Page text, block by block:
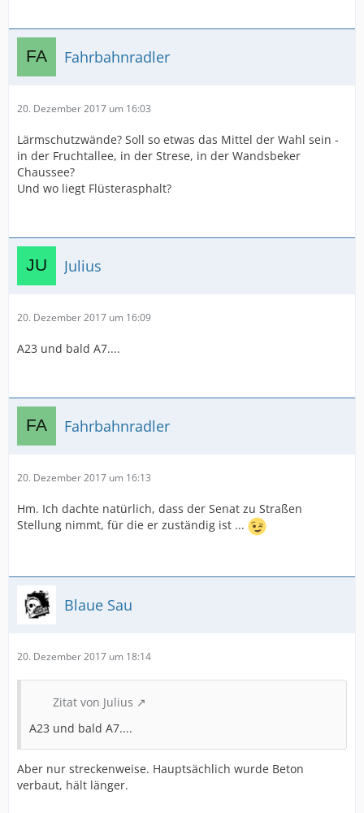
Fahrbahnradler
20. Dezember 2017 um 16:03
Lärmschutzwände? Soll so etwas das Mittel der Wahl sein -
in der Fruchtallee, in der Strese, in der Wandsbeker
Chaussee?
Und wo liegt Flüsterasphalt?
Julius
20. Dezember 2017 um 16:09
A23 und bald A7....
Fahrbahnradler
20. Dezember 2017 um 16:13
Hm. Ich dachte natürlich, dass der Senat zu Straßen
Stellung nimmt, für die er zuständig ist ...
Blaue Sau
20. Dezember 2017 um 18:14
Zitat von Julius
A23 und bald A7....
Aber nur streckenweise. Hauptsächlich wurde Beton
verbaut, hält länger.